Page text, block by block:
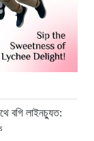
বগি লাইনচ্যুত: